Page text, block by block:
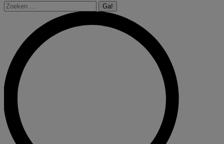
Zoeken: